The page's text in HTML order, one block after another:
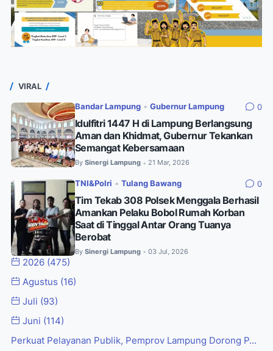
VIRAL
Bandar Lampung • Gubernur Lampung 0
Idulfitri 1447 H di Lampung Berlangsung
Aman dan Khidmat, Gubernur Tekankan
Semangat Kebersamaan
By Sinergi Lampung • 21 Mar, 2026
TNI&Polri • Tulang Bawang 0
Tim Tekab 308 Polsek Menggala Berhasil
Amankan Pelaku Bobol Rumah Korban
Saat di Tinggal Antar Orang Tuanya
Berobat
By Sinergi Lampung • 03 Jul, 2026
2026 (475)
Agustus (16)
Juli (93)
Juni (114)
Perkuat Pelayanan Publik, Pemprov Lampung Dorong P...